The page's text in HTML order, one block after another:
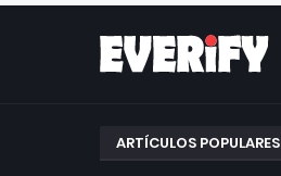
ARTÍCULOS POPULARES